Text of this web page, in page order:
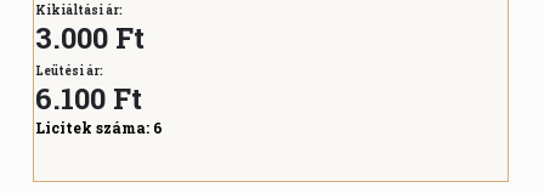
Kikiáltási ár:
3.000 Ft
Leütési ár:
6.100 Ft
Licitek száma: 6